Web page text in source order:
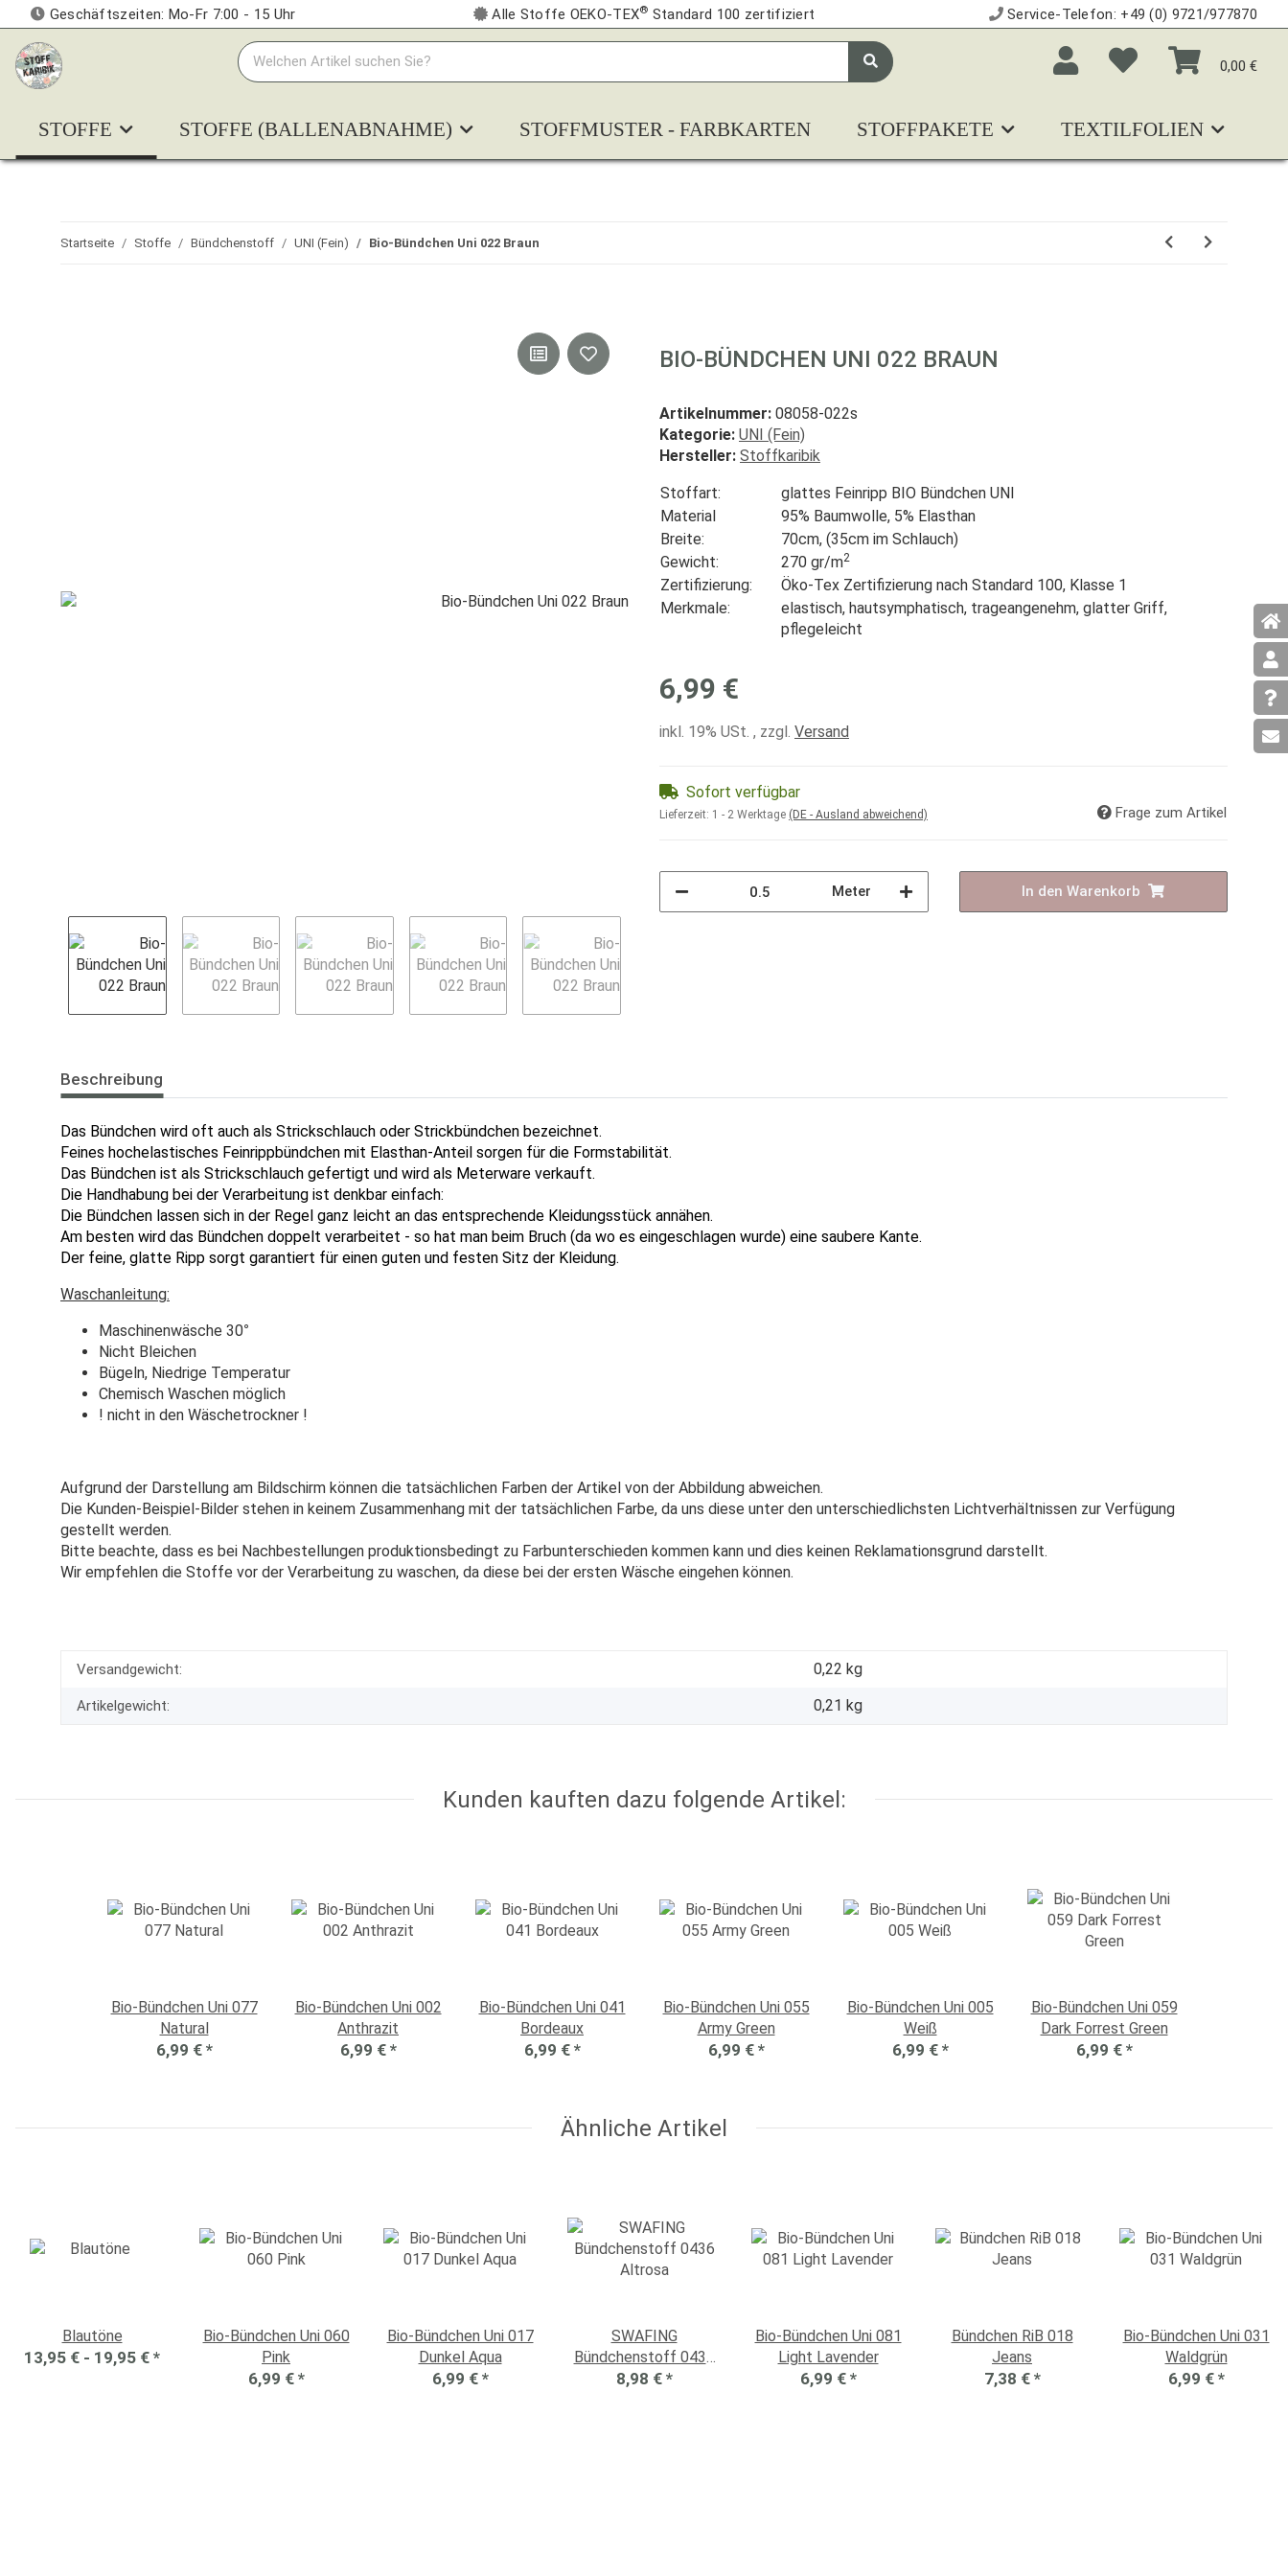
Geschäftszeiten: Mo-Fr 7:00 - 15 Uhr Alle Stoffe OEKO-TEX® Standard 100 zertifiziert Service-Telefon: +49 (0) 9721/977870
0,00 €
STOFFE STOFFE (BALLENABNAHME) STOFFMUSTER - FARBKARTEN STOFFPAKETE TEXTILFOLIEN
Startseite Stoffe Bündchenstoff UNI (Fein) Bio-Bündchen Uni 022 Braun
BIO-BÜNDCHEN UNI 022 BRAUN
Artikelnummer: 08058-022s
Kategorie: UNI (Fein)
Hersteller: Stoffkaribik
Stoffart:
glattes Feinripp BIO Bündchen UNI
Material
95% Baumwolle, 5% Elasthan
Breite:
70cm, (35cm im Schlauch)
Gewicht:
270 gr/m2
Zertifizierung:
Öko-Tex Zertifizierung nach Standard 100, Klasse 1
Merkmale:
elastisch, hautsymphatisch, trageangenehm, glatter Griff,
pflegeleicht
6,99 €
inkl. 19% USt. , zzgl. Versand
Sofort verfügbar
Lieferzeit: 1 - 2 Werktage (DE - Ausland abweichend) Frage zum Artikel
Meter In den Warenkorb
Beschreibung
Das Bündchen wird oft auch als Strickschlauch oder Strickbündchen bezeichnet.
Feines hochelastisches Feinrippbündchen mit Elasthan-Anteil sorgen für die Formstabilität.
Das Bündchen ist als Strickschlauch gefertigt und wird als Meterware verkauft.
Die Handhabung bei der Verarbeitung ist denkbar einfach:
Die Bündchen lassen sich in der Regel ganz leicht an das entsprechende Kleidungsstück annähen.
Am besten wird das Bündchen doppelt verarbeitet - so hat man beim Bruch (da wo es eingeschlagen wurde) eine saubere Kante.
Der feine, glatte Ripp sorgt garantiert für einen guten und festen Sitz der Kleidung.
Waschanleitung:
Maschinenwäsche 30°
Nicht Bleichen
Bügeln, Niedrige Temperatur
Chemisch Waschen möglich
! nicht in den Wäschetrockner !
Aufgrund der Darstellung am Bildschirm können die tatsächlichen Farben der Artikel von der Abbildung abweichen.
Die Kunden-Beispiel-Bilder stehen in keinem Zusammenhang mit der tatsächlichen Farbe, da uns diese unter den unterschiedlichsten Lichtverhältnissen zur Verfügung
gestellt werden.
Bitte beachte, dass es bei Nachbestellungen produktionsbedingt zu Farbunterschieden kommen kann und dies keinen Reklamationsgrund darstellt.
Wir empfehlen die Stoffe vor der Verarbeitung zu waschen, da diese bei der ersten Wäsche eingehen können.
Versandgewicht: 0,22 kg
Artikelgewicht: 0,21 kg
Kunden kauften dazu folgende Artikel:
Bio-Bündchen Uni 077
Natural
6,99 € *
Bio-Bündchen Uni 002
Anthrazit
6,99 € *
Bio-Bündchen Uni 041
Bordeaux
6,99 € *
Bio-Bündchen Uni 055
Army Green
6,99 € *
Bio-Bündchen Uni 005
Weiß
6,99 € *
Bio-Bündchen Uni 059
Dark Forrest Green
6,99 € *
Ähnliche Artikel
Blautöne
13,95 € - 19,95 € *
Bio-Bündchen Uni 060
Pink
6,99 € *
Bio-Bündchen Uni 017
Dunkel Aqua
6,99 € *
SWAFING
Bündchenstoff 0436
Altrosa
8,98 € *
Bio-Bündchen Uni 081
Light Lavender
6,99 € *
Bündchen RiB 018
Jeans
7,38 € *
Bio-Bündchen Uni 031
Waldgrün
6,99 € *